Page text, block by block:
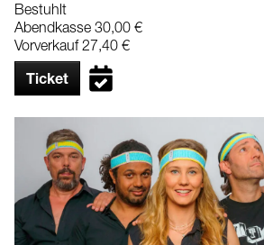
Bestuhlt
Abendkasse 30,00 €
Vorverkauf 27,40 €
Ticket